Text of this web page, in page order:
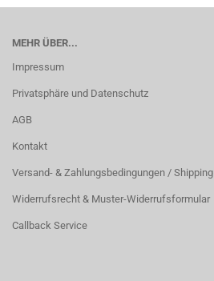
MEHR ÜBER...
Impressum
Privatsphäre und Datenschutz
AGB
Kontakt
Versand- & Zahlungsbedingungen / Shipping
Widerrufsrecht & Muster-Widerrufsformular
Callback Service